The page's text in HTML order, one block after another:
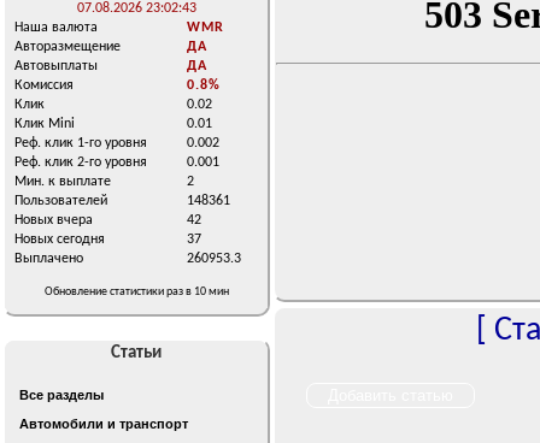
07.08.2026 23:02:43
Наша валюта
WMR
Авторазмещение
ДА
Автовыплаты
ДА
Комиссия
0.8%
Клик
0.02
Клик Mini
0.01
Реф. клик 1-го уровня
0.002
Реф. клик 2-го уровня
0.001
Мин. к выплате
2
Пользователей
148361
Новых вчера
42
Новых сегодня
37
Выплачено
260953.3
Обновление статистики раз в 10 мин
Статьи
Все разделы
Автомобили и транспорт